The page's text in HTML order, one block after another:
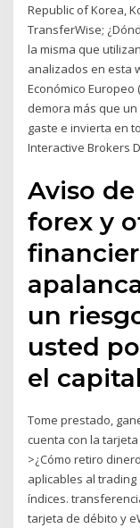
Republic of Korea,
TransferWise;
la misma que
analizados en esta
Económico Europeo
demora más que
gaste e invierta en
Interactive Brokers
Aviso
forex y
un
usted
el
Tome prestado,
cuenta con la
>¿Cómo retiro
aplicables al trading
índices.
tarjeta de débito y